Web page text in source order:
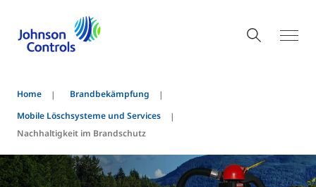
Home
Brandbekämpfung
Mobile Löschsysteme und Services
Nachhaltigkeit im Brandschutz